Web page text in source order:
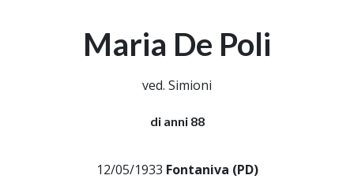
Maria De Poli
ved. Simioni
di anni 88
12/05/1933 Fontaniva (PD)